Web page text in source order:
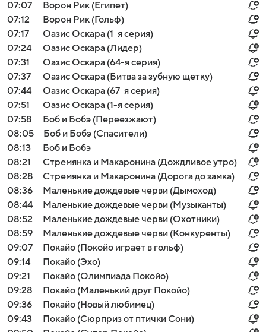
07:07
Ворон Рик (Египет)
07:12
Ворон Рик (Гольф)
07:17
Оазис Оскара (1-я серия)
07:24
Оазис Оскара (Лидер)
07:31
Оазис Оскара (64-я серия)
07:37
Оазис Оскара (Битва за зубную щетку)
07:44
Оазис Оскара (67-я серия)
07:51
Оазис Оскара (1-я серия)
07:58
Боб и Бобэ (Переезжают)
08:05
Боб и Бобэ (Спасители)
08:13
Боб и Бобэ
08:21
Стремянка и Макаронина (Дождливое утро)
08:28
Стремянка и Макаронина (Дорога до замка)
08:36
Маленькие дождевые черви (Дымоход)
08:44
Маленькие дождевые черви (Музыканты)
08:52
Маленькие дождевые черви (Охотники)
08:59
Маленькие дождевые черви (Конкуренты)
09:07
Покайо (Покойо играет в гольф)
09:14
Покайо (Эхо)
09:21
Покайо (Олимпиада Покойо)
09:28
Покайо (Маленький друг Покойо)
09:36
Покайо (Новый любимец)
09:43
Покайо (Сюрприз от птички Сони)